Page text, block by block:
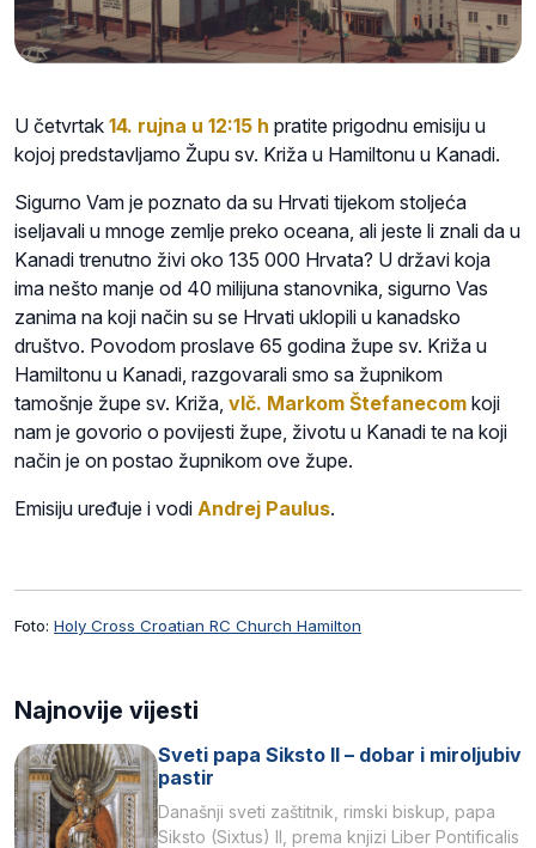
U četvrtak 14. rujna u 12:15 h pratite prigodnu emisiju u
kojoj predstavljamo Župu sv. Križa u Hamiltonu u Kanadi.
Sigurno Vam je poznato da su Hrvati tijekom stoljeća
iseljavali u mnoge zemlje preko oceana, ali jeste li znali da u
Kanadi trenutno živi oko 135 000 Hrvata? U državi koja
ima nešto manje od 40 milijuna stanovnika, sigurno Vas
zanima na koji način su se Hrvati uklopili u kanadsko
društvo. Povodom proslave 65 godina župe sv. Križa u
Hamiltonu u Kanadi, razgovarali smo sa župnikom
tamošnje župe sv. Križa, vlč. Markom Štefanecom koji
nam je govorio o povijesti župe, životu u Kanadi te na koji
način je on postao župnikom ove župe.
Emisiju uređuje i vodi Andrej Paulus.
Foto: Holy Cross Croatian RC Church Hamilton
Najnovije vijesti
Sveti papa Siksto II – dobar i miroljubiv
pastir
Današnji sveti zaštitnik, rimski biskup, papa
Siksto (Sixtus) II, prema knjizi Liber Pontificalis